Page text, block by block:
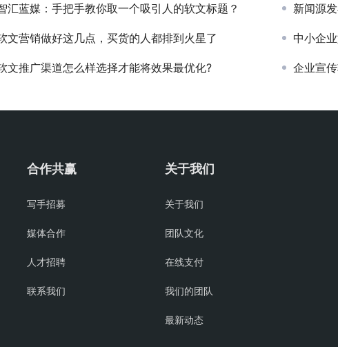
汇蓝媒：手把手教你取一个吸引人的软文标题？ 新闻源
文营销做好这几点，买货的人都排到火星了 中小企
文推广渠道怎么样选择才能将效果最优化? 企业宣
合作共赢
写手招募
媒体合作
人才招聘
联系我们
关于我们
关于我们
团队文化
在线支付
我们的团队
最新动态